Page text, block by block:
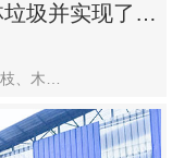
圾并实现了再
、木…